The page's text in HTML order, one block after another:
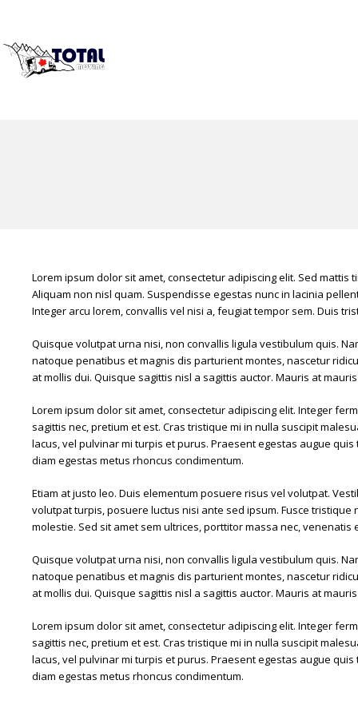
Lorem ipsum dolor sit amet, consectetur adipiscing elit. Sed
Aliquam non nisl quam. Suspendisse egestas nunc in lacinia
Integer arcu lorem, convallis vel nisi a, feugiat tempor sem. Duis
Quisque volutpat urna nisi, non convallis ligula vestibulum quis.
natoque penatibus et magnis dis parturient montes, nascetur
at mollis dui. Quisque sagittis nisl a sagittis auctor. Mauris at
Lorem ipsum dolor sit amet, consectetur adipiscing elit. Integer
sagittis nec, pretium et est. Cras tristique mi in nulla suscipit
lacus, vel pulvinar mi turpis et purus. Praesent egestas augue
diam egestas metus rhoncus condimentum.
Etiam at justo leo. Duis elementum posuere risus vel volutpat.
volutpat turpis, posuere luctus nisi ante sed ipsum. Fusce
molestie. Sed sit amet sem ultrices, porttitor massa nec, venenatis
Quisque volutpat urna nisi, non convallis ligula vestibulum quis.
natoque penatibus et magnis dis parturient montes, nascetur
at mollis dui. Quisque sagittis nisl a sagittis auctor. Mauris at
Lorem ipsum dolor sit amet, consectetur adipiscing elit. Integer
sagittis nec, pretium et est. Cras tristique mi in nulla suscipit
lacus, vel pulvinar mi turpis et purus. Praesent egestas augue
diam egestas metus rhoncus condimentum.